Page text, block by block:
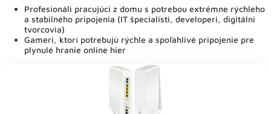
Profesionáli pracujúci z domu s potrebou extrémne rýchleho
a stabilného pripojenia (IT špecialisti, developeri, digitálni
tvorcovia)
Gameri, ktorí potrebujú rýchle a spoľahlivé pripojenie pre
plynulé hranie online hier